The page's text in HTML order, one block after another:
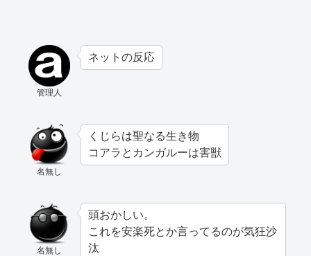
管理人
ネットの反応
名無し
くじらは聖なる生き物
コアラとカンガルーは害獣
名無し
頭おかしい。
これを安楽死とか言ってるのが気狂沙
汰